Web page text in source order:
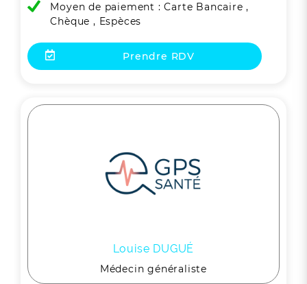
Moyen de paiement : Carte Bancaire ,
Chèque , Espèces
Prendre RDV
Louise DUGUÉ
Médecin généraliste